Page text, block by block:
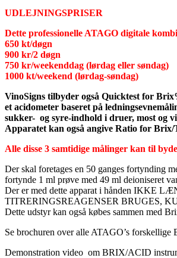
UDLEJNINGSPRISER
Dette professionelle ATAGO digitale
650 kt/døgn
900 kr/2 døgn
750 kr/weekenddag (lørdag eller søndag)
1000 kt/weekend (lørdag-søndag)
VinoSigns tilbyder også Quicktest for
et acidometer baseret på
sukker- og syre-indhold i druer, most og
Apparatet kan også angive Ratio for Brix/
Alle disse 3 samtidige målinger kan til
Der skal foretages en 50 ganges fortynding
fortynde 1 ml prøve med 49 ml deioniseret
Der er med dette apparat i hånden IKKE
TITRERINGSREAGENSER BRUGES,
Dette udstyr kan også købes sammen med
Se brochuren over alle ATAGO’s
Demonstration video om BRIX/ACID